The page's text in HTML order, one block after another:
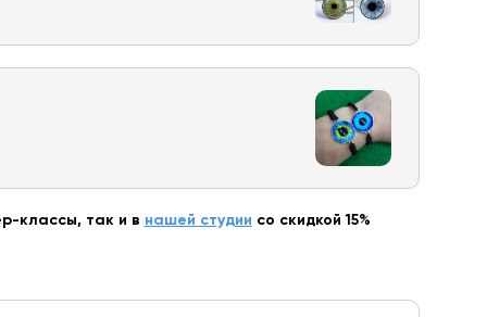
классы, так и в нашей студии со скидкой 15%